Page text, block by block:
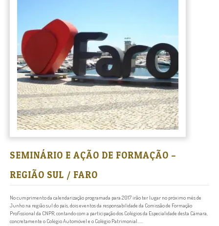
SEMINÁRIO E AÇÃO DE FORMAÇÃO –
REGIÃO SUL / FARO
No cumprimento da calendarização programada para 2017 irão ter lugar no próximo mês de
Junho na região sul do país, dois eventos da responsabilidade da Comissão de Formação
Profissional da CNPR, contando com a participação dos Colégios da Especialidade desta Câmara,
concretamente o Colégio Automóvel e o Colégio Patrimonial......